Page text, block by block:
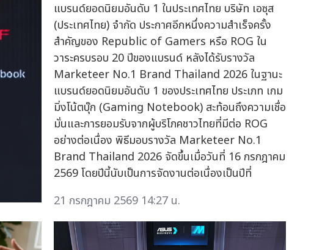
แบรนด์ยอดนิยมอันดับ 1 ในประเทศไทย บริษัท เอซุส
(ประเทศไทย) จำกัด ประกาศอีกหนึ่งความสำเร็จครั้ง
สำคัญของ Republic of Gamers หรือ ROG ใน
วาระครบรอบ 20 ปีของแบรนด์ หลังได้รับรางวัล
Marketeer No.1 Brand Thailand 2026 ในฐานะ
แบรนด์ยอดนิยมอันดับ 1 ของประเทศไทย ประเภท เกม
มิ่งโน้ตบุ๊ก (Gaming Notebook) สะท้อนถึงความเชื่อ
มั่นและการยอมรับจากผู้บริโภคชาวไทยที่มีต่อ ROG
อย่างต่อเนื่อง พิธีมอบรางวัล Marketeer No.1
Brand Thailand 2026 จัดขึ้นเมื่อวันที่ 16 กรกฎาคม
2569 โดยปีนี้นับเป็นการจัดงานต่อเนื่องเป็นปีที่
21 กรกฎาคม 2569 14:27 น.